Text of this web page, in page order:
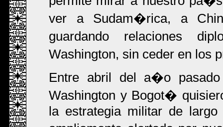
ver a Sudam�rica, a
guardando relaciones
Washington, sin ceder en los
Entre abril del a�o
Washington y Bogot�
la estrategia militar de